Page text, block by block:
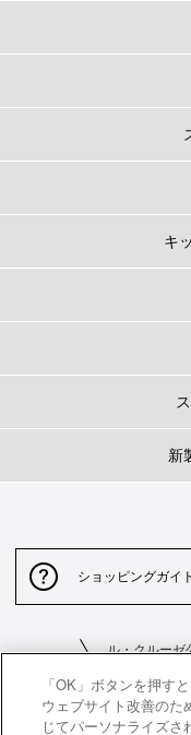
キ
新
ショッピングガイ
ル・クルーゼ
「OK」ボタンを押す
ウェブサイト改善のた
じてパーソナライズ